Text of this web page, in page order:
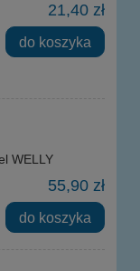
21,40 zł
do koszyka
WELLY
55,90 zł
do koszyka